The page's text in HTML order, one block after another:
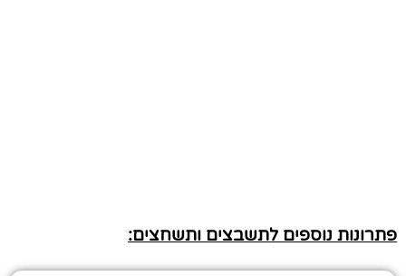
פתרונות נוספים לתשבצים ותשחצים: